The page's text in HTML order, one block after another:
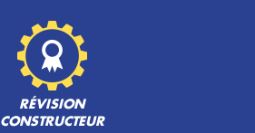
RÉVISION
CONSTRUCTEUR